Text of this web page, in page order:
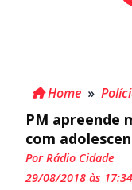
Home »
PM apreende
com
Por Rádio Cidade
29/08/2018 às 17:34